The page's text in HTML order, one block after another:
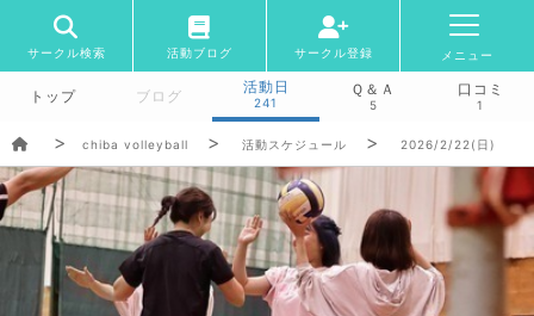
サークル検索 活動ブログ サークル登録 メニュー
トップ ブログ
活動日
241
Ｑ＆Ａ
5
口コミ
1
chiba volleyball 活動スケジュール 2026/2/22(日)